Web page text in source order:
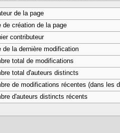
de la page
de création de la page
contributeur
de la dernière modification
total de modifications
total d'auteurs distincts
de modifications récentes (dans les
d'auteurs distincts récents